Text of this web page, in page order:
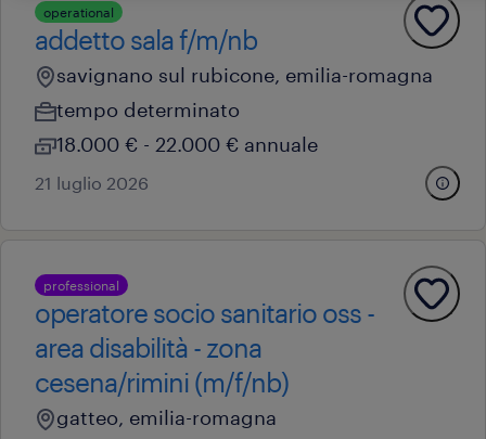
operational
addetto sala f/m/nb
savignano sul rubicone, emilia-romagna
tempo determinato
18.000 € - 22.000 € annuale
21 luglio 2026
professional
operatore socio sanitario oss -
area disabilità - zona
cesena/rimini (m/f/nb)
gatteo, emilia-romagna